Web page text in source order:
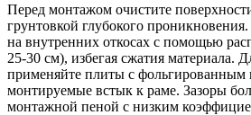
Перед монтажом очистите
грунтовкой глубокого
на внутренних откосах с помощью
25-30 см), избегая сжатия материала.
применяйте плиты с фольгированным
монтируемые встык к раме. Зазоры
монтажной пеной с низким